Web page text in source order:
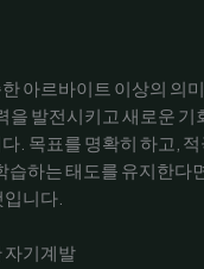
아르바이트 이상의 의
을 발전시키고 새로운 기
. 목표를 명확히 하고,
습하는 태도를 유지한다
니다.
자기계발